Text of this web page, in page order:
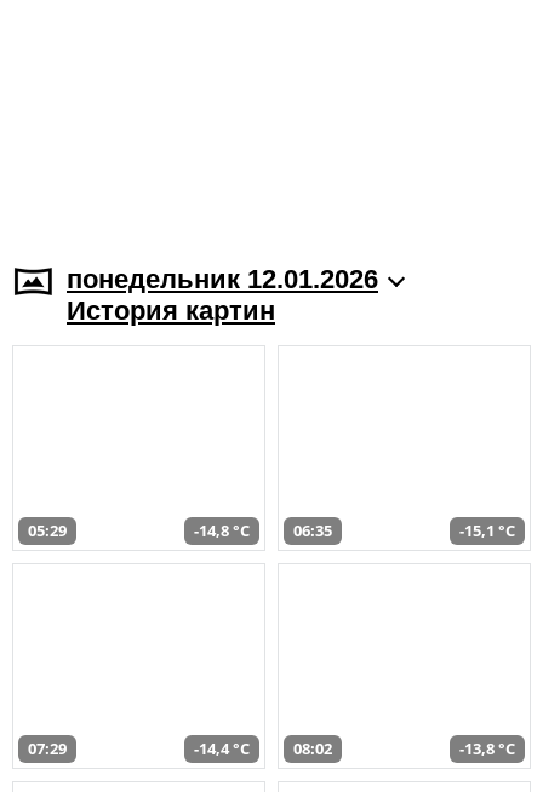
понедельник 12.01.2026
История картин
05:29 -14,8 °C 06:35 -15,1 °C
07:29 -14,4 °C 08:02 -13,8 °C